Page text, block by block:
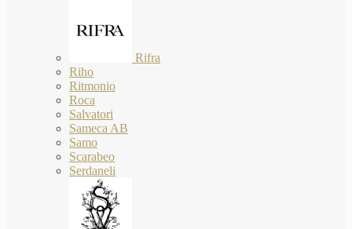
Rifra
Riho
Ritmonio
Roca
Salvatori
Sameca AB
Samo
Scarabeo
Serdaneli